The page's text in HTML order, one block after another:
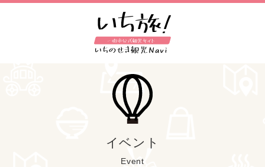
イベント
Event